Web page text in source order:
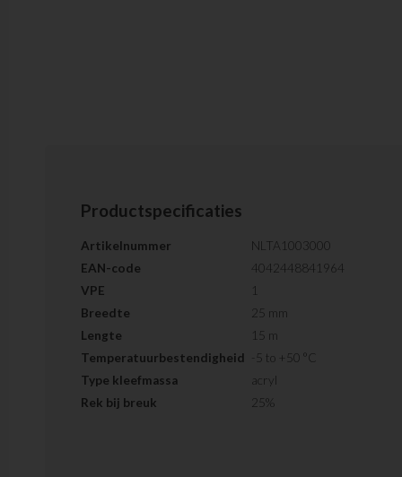
Productspecificaties
Artikelnummer
NLTA1003000
EAN-code
4042448841964
VPE
1
Breedte
25 mm
Lengte
15 m
Temperatuurbestendigheid
-5 to +50 °C
Type kleefmassa
acryl
Rek bij breuk
25%